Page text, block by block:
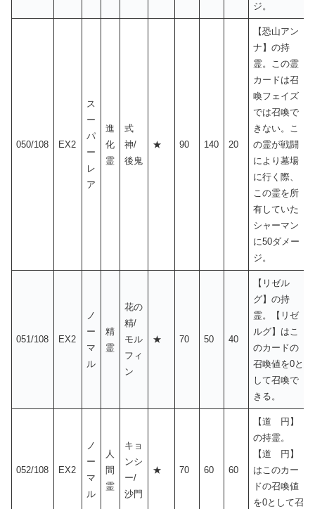
ジ。
050/108 EX2
ス
ー
パ
ー
レ
ア
進
化
霊
式
神/
後鬼
★ 90 140 20
【恐山アン
ナ】の持
霊。この霊
カードは召
喚フェイズ
では召喚で
きない。こ
の霊が戦闘
により墓場
に行く際、
この霊を所
有していた
シャーマン
に50ダメー
ジ。
051/108 EX2
ノ
ー
マ
ル
精
霊
花の
精/
モル
フィ
ン
★ 70 50 40
【リゼル
グ】の持
霊。【リゼ
ルグ】はこ
のカードの
召喚値を0と
して召喚で
きる。
052/108 EX2
ノ
ー
マ
ル
人
間
霊
キョ
ンシ
ー/
沙門
★ 70 60 60
【道 円】
の持霊。
【道 円】
はこのカー
ドの召喚値
を0として召